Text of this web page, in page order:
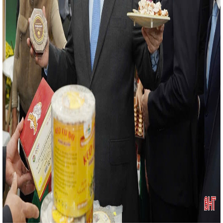
sao năm 2025
Hội nghị kiểm điểm tập thể, cá
tỉnh
Hà Tĩnh hoàn thành sơ kết giữa nhiệm
đương
“Thương hiệu Quốc gia Việt Nam -
ngày Thương hiệu Quốc gia năm 2024
Công
tiếp nhận Phó Chủ tịch Công đoàn ngành
Hội
khai nhiệm vụ 2026 của Đảng bộ Bộ Công
các giải pháp hỗ trợ doanh nghiệp, đảm bảo
triển kinh tế xã hội
Lan tỏa niềm tin thực hiện
của Đảng
Gỡ khó cho doanh nghiệp trong vấn
tử xuyên biên giới
Hà Tĩnh tổ chức trang trọng
thi hào Nguyễn Du
CĐN Công Thương Hà Tĩnh
điểm “Đánh thức vẻ đẹp chính mình” nhân ngày
xây dựng, chiến đấu và trưởng thành của Quân đội
đánh giá kết quả hoạt động quý I, triển khai
công nhân năm 2024
THÔNG BÁO TỔ CHỨC
TĨNH NĂM 2024
Phấn đấu chỉ số sản xuất công
2026
CHÀO MỪNG 74 NĂM NGÀY TRUYỀN
5/1951 – 14/5/2025)
Chủ tịch Quốc hội: Hoàn
lương từ 1/7
Sôi nổi các hoạt động kỷ niệm
CĐCS
Hội nghị tập huấn xây dựng thương
nông thôn; chuyển đổi số và phổ biến chính
Tập đoàn Vingroup hỗ trợ Hà Tĩnh 15 xe cứu
Bộ trưởng Nguyễn Hồng Diên báo cáo trước Quốc
Toàn văn phát biểu của Tổng Bí thư Tô Lâm
khai Nghị quyết số 66 và Nghị quyết số 68